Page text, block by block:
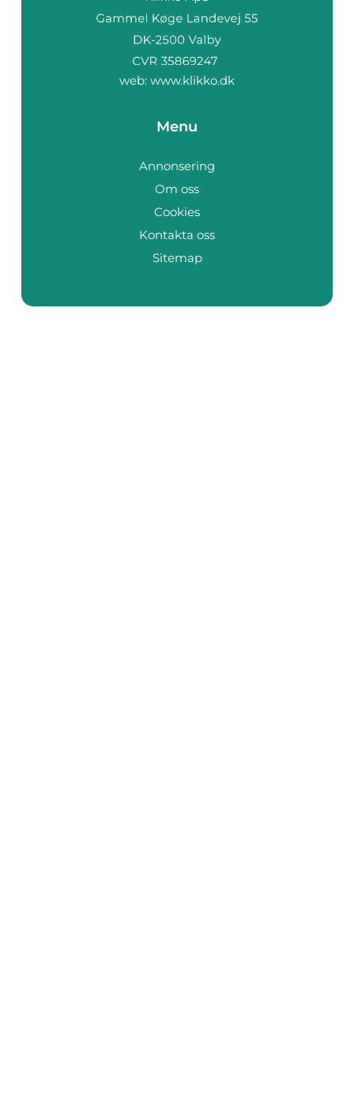
web: www.klikko.dk
Menu
Annonsering
Om oss
Cookies
Kontakta oss
Sitemap